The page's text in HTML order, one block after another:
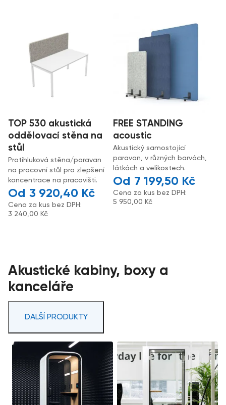
TOP 530 akustická
oddělovací stěna na
stůl
Protihluková stěna/paravan
na pracovní stůl pro zlepšení
koncentrace na pracovišti.
3 920,40 Kč
Cena za kus bez DPH:
3 240,00 Kč
FREE STANDING
acoustic
Akustický samostojící
paravan, v různých barvách,
látkách a velikostech.
7 199,50 Kč
Cena za kus bez DPH:
5 950,00 Kč
Akustické kabiny, boxy a
kanceláře
DALŠÍ PRODUKTY